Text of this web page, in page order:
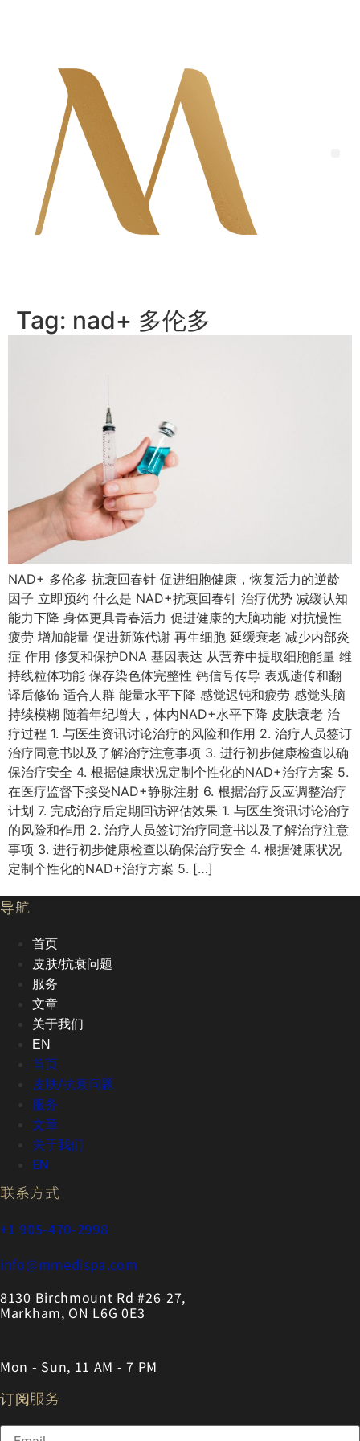
Tag: nad+ 多伦多
NAD+ 多伦多 抗衰回春针 促进细胞健康，恢复活力的逆龄
因子 立即预约 什么是 NAD+抗衰回春针 治疗优势 减缓认知
能力下降 身体更具青春活力 促进健康的大脑功能 对抗慢性
疲劳 增加能量 促进新陈代谢 再生细胞 延缓衰老 减少内部炎
症 作用 修复和保护DNA 基因表达 从营养中提取细胞能量 维
持线粒体功能 保存染色体完整性 钙信号传导 表观遗传和翻
译后修饰 适合人群 能量水平下降 感觉迟钝和疲劳 感觉头脑
持续模糊 随着年纪增大，体内NAD+水平下降 皮肤衰老 治
疗过程 1. 与医生资讯讨论治疗的风险和作用 2. 治疗人员签订
治疗同意书以及了解治疗注意事项 3. 进行初步健康检查以确
保治疗安全 4. 根据健康状况定制个性化的NAD+治疗方案 5.
在医疗监督下接受NAD+静脉注射 6. 根据治疗反应调整治疗
计划 7. 完成治疗后定期回访评估效果 1. 与医生资讯讨论治疗
的风险和作用 2. 治疗人员签订治疗同意书以及了解治疗注意
事项 3. 进行初步健康检查以确保治疗安全 4. 根据健康状况
定制个性化的NAD+治疗方案 5. […]
导航
首页
皮肤/抗衰问题
服务
文章
关于我们
EN
首页
皮肤/抗衰问题
服务
文章
关于我们
EN
联系方式
+1 905-470-2998
info@mmedispa.com
8130 Birchmount Rd #26-27,
Markham, ON L6G 0E3
Mon - Sun, 11 AM - 7 PM
订阅服务